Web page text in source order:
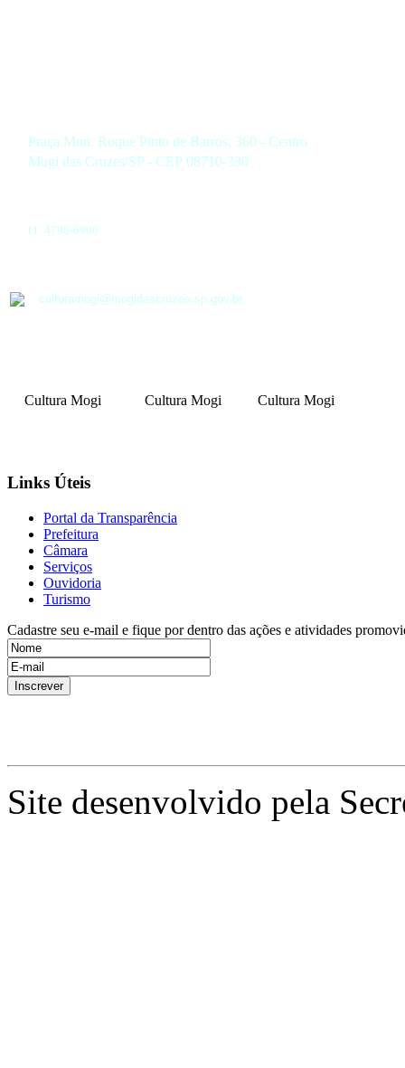
Praça Mon. Roque Pinto de Barros, 360 - Centro
Mogi das Cruzes/SP - CEP 08710-330
11 4798-6900
culturamogi@mogidascruzes.sp.gov.br
Cultura Mogi Cultura Mogi Cultura Mogi
Links Úteis
Portal da Transparência
Prefeitura
Câmara
Serviços
Ouvidoria
Turismo
Cadastre seu e-mail e fique por dentro das ações e atividades
Site desenvolvido pela